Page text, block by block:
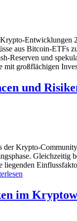
aus Bitcoin-ETFs
Reserven und
mit großflächigen
und
Krypto-
liegenden
im